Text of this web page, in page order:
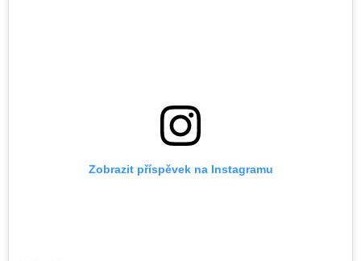
Zobrazit příspěvek na Instagramu